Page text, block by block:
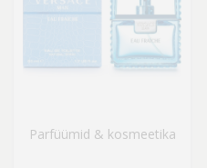
Parfüümid & kosmeetika